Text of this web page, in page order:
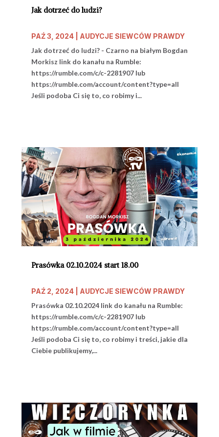
Jak dotrzeć do ludzi?
PAŹ 3, 2024| AUDYCJE SIEWCÓW PRAWDY
Jak dotrzeć do ludzi? - Czarno na białym Bogdan
Morkisz link do kanału na Rumble:
https://rumble.com/c/c-2281907 lub
https://rumble.com/account/content?type=all
Jeśli podoba Ci się to, co robimy i...
Prasówka 02.10.2024 start 18.00
PAŹ 2, 2024| AUDYCJE SIEWCÓW PRAWDY
Prasówka 02.10.2024 link do kanału na Rumble:
https://rumble.com/c/c-2281907 lub
https://rumble.com/account/content?type=all
Jeśli podoba Ci się to, co robimy i treści, jakie dla
Ciebie publikujemy,...